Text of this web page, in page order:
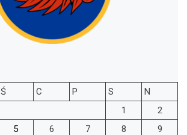
Ś C P S
N
1
2
5 6 7 8 9